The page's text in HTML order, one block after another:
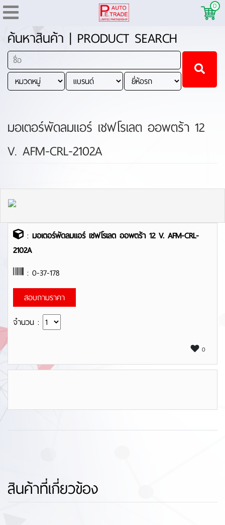
0
ค้นหาสินค้า | PRODUCT SEARCH
มอเตอร์พัดลมแอร์ เชฟโรเลต ออพตร้า 12
V. AFM-CRL-2102A
: มอเตอร์พัดลมแอร์ เชฟโรเลต ออพตร้า 12 V. AFM-CRL-
2102A
: 0-37-178
สอบถามราคา
จำนวน :
0
สินค้าที่เกี่ยวข้อง